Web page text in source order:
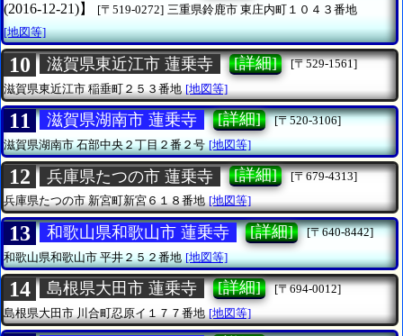
(2016-12-21)】
[〒519-0272] 三重県鈴鹿市 東庄内町１０４３番地
[地図等]
10 滋賀県東近江市 蓮乗寺 [詳細]
[〒529-1561]
滋賀県東近江市 稲垂町２５３番地 [地図等]
11 滋賀県湖南市 蓮乗寺 [詳細]
[〒520-3106]
滋賀県湖南市石部中央２丁目２番２号 [地図等]
12 兵庫県たつの市 蓮乗寺 [詳細]
[〒679-4313]
兵庫県たつの市新宮町新宮６１８番地 [地図等]
13 和歌山県和歌山市 蓮乗寺 [詳細]
[〒640-8442]
和歌山県和歌山市平井２５２番地 [地図等]
14 島根県大田市 蓮乗寺 [詳細]
[〒694-0012]
島根県大田市 川合町忍原イ１７７番地 [地図等]